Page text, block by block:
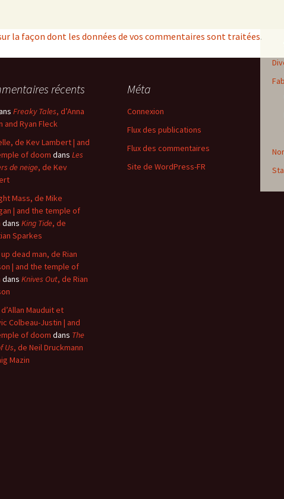
la façon dont les données de vos commentaires sont traitées.
récents
Freaky Tales, d’Anna
and Ryan Fleck
de Kev Lambert | and
of doom dans Les
de neige, de Kev
Mass, de Mike
| and the temple of
dans King Tide, de
Sparkes
dead man, de Rian
| and the temple of
dans Knives Out, de Rian
Mauduit et
Colbeau-Justin | and
of doom dans The
Us, de Neil Druckmann
Mazin
Méta
Connexion
Flux des publications
Flux des commentaires
Site de WordPress-FR